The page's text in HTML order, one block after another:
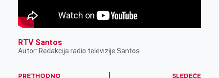
RTV Santos
Autor: Redakcija radio televizije Santos
PRETHODNO SLEDEĆE